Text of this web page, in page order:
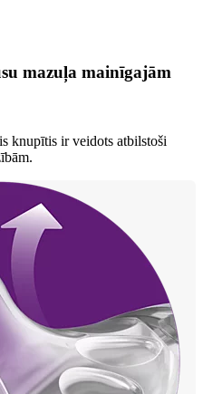
mazuļa mainīgajām
knupītis ir veidots atbilstoši